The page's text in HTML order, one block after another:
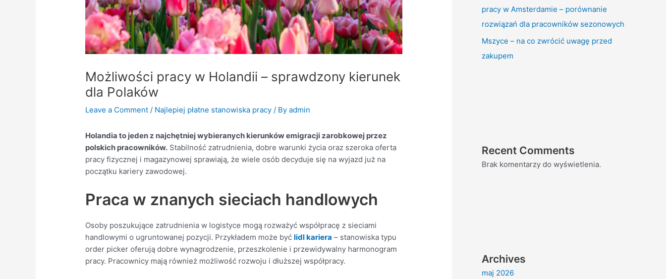
Możliwości pracy w Holandii – sprawdzony kierunek
dla Polaków
Leave a Comment / Najlepiej płatne stanowiska pracy / Byadmin
Holandia to jeden z najchętniej wybieranych kierunków emigracji zarobkowej przez
polskich pracowników. Stabilność zatrudnienia, dobre warunki życia oraz szeroka oferta
pracy fizycznej i magazynowej sprawiają, że wiele osób decyduje się na wyjazd już na
początku kariery zawodowej.
Praca w znanych sieciach handlowych
Osoby poszukujące zatrudnienia w logistyce mogą rozważyć współpracę z sieciami
handlowymi o ugruntowanej pozycji. Przykładem może byćlidl kariera – stanowiska typu
order picker oferują dobre wynagrodzenie, przeszkolenie i przewidywalny harmonogram
pracy. Pracownicy mają również możliwość rozwoju i dłuższej współpracy.
pracy w Amsterdamie – porównanie
rozwiązań dla pracowników sezonowych
Mszyce – na co zwrócić uwagę przed
zakupem
Recent Comments
Brak komentarzy do wyświetlenia.
Archives
maj 2026